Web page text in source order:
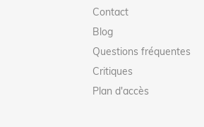
Contact
Blog
Questions fréquentes
Critiques
Plan d'accès